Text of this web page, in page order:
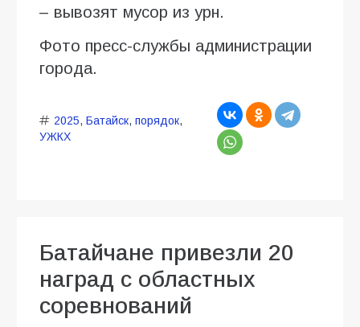
– вывозят мусор из урн.
Фото пресс-службы администрации
города.
2025, Батайск, порядок,
УЖКХ
Батайчане привезли 20
наград с областных
соревнований